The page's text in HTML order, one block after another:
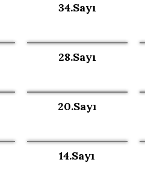
34.Sayı
28.Sayı
20.Sayı
14.Sayı